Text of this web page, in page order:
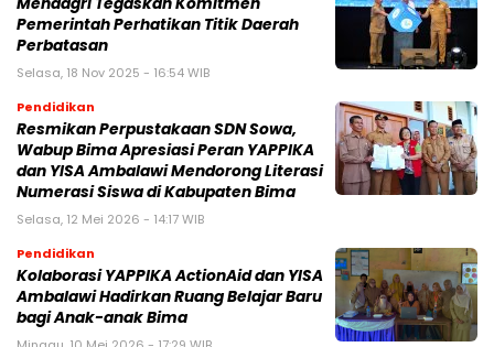
Mendagri Tegaskan Komitmen
Pemerintah Perhatikan Titik Daerah
Perbatasan
Selasa, 18 Nov 2025 - 16:54 WIB
Pendidikan
Resmikan Perpustakaan SDN Sowa,
Wabup Bima Apresiasi Peran YAPPIKA
dan YISA Ambalawi Mendorong Literasi
Numerasi Siswa di Kabupaten Bima
Selasa, 12 Mei 2026 - 14:17 WIB
Pendidikan
Kolaborasi YAPPIKA ActionAid dan YISA
Ambalawi Hadirkan Ruang Belajar Baru
bagi Anak-anak Bima